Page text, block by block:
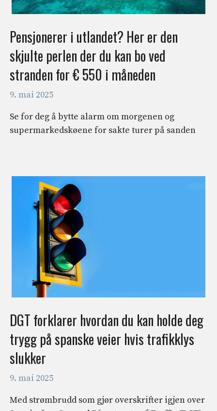
Pensjonerer i utlandet? Her er den
skjulte perlen der du kan bo ved
stranden for € 550 i måneden
9. mai 2025
Se for deg å bytte alarm om morgenen og
supermarkedskøene for sakte turer på sanden
DGT forklarer hvordan du kan holde deg
trygg på spanske veier hvis trafikklys
slukker
9. mai 2025
Med strømbrudd som gjør overskrifter igjen over